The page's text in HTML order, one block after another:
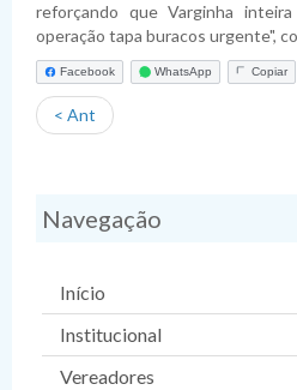
reforçando que Varginha
operação tapa buracos urgente",
Facebook WhatsApp Copiar
< Ant
Navegação
Início
Institucional
Vereadores